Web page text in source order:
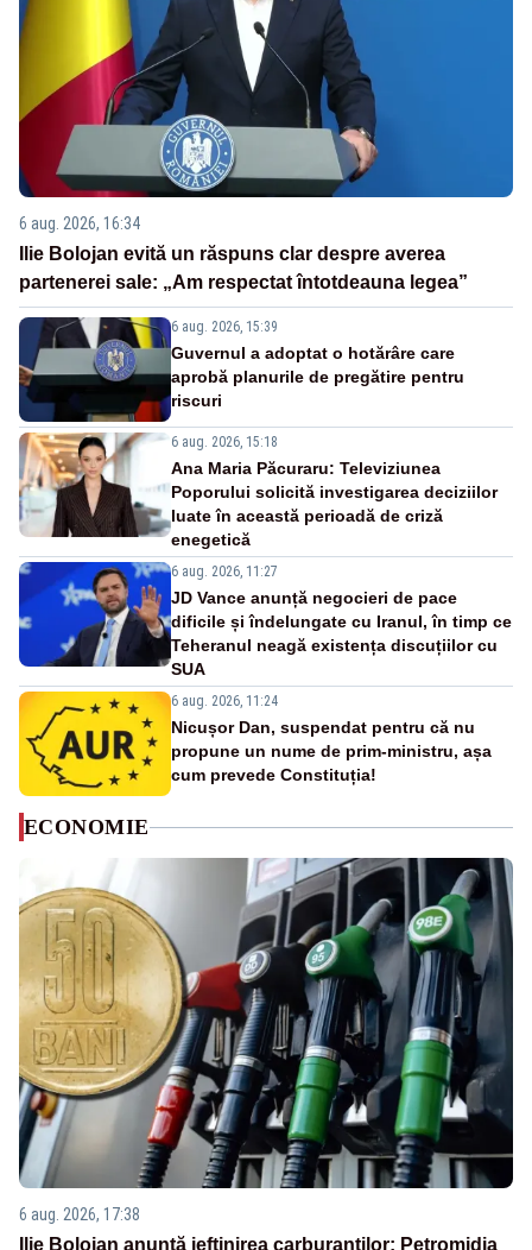
6 aug. 2026, 16:34
Ilie Bolojan evită un răspuns clar despre averea
partenerei sale: „Am respectat întotdeauna legea”
6 aug. 2026, 15:39
Guvernul a adoptat o hotărâre care
aprobă planurile de pregătire pentru
riscuri
6 aug. 2026, 15:18
Ana Maria Păcuraru: Televiziunea
Poporului solicită investigarea deciziilor
luate în această perioadă de criză
enegetică
6 aug. 2026, 11:27
JD Vance anunță negocieri de pace
dificile și îndelungate cu Iranul, în timp ce
Teheranul neagă existența discuțiilor cu
SUA
6 aug. 2026, 11:24
Nicușor Dan, suspendat pentru că nu
propune un nume de prim-ministru, așa
cum prevede Constituția!
ECONOMIE
6 aug. 2026, 17:38
Ilie Bolojan anunță ieftinirea carburanților: Petromidia